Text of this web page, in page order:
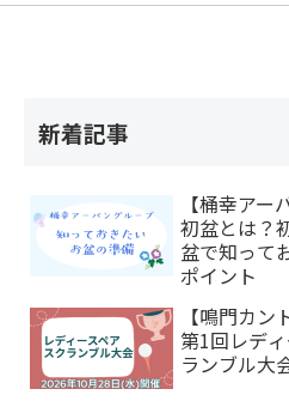
新着記事
【桶幸アー
初盆とは？
盆で知って
ポイント
【鳴門カン
第1回レデ
ランブル大